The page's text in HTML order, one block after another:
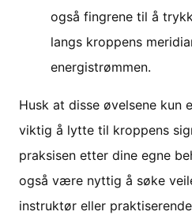
også fingrene til å
langs kroppens
energistrømmen.
Husk at disse øvelsene kun
viktig å lytte til kroppens
praksisen etter dine egne
også være nyttig å søke
instruktør eller